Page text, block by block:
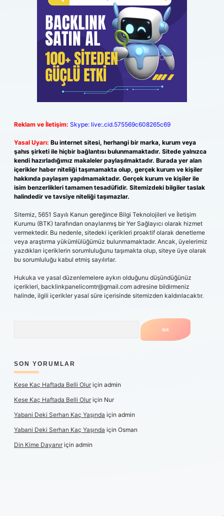
Reklam ve İletişim: Skype: live:.cid.575569c608265c69
Yasal Uyarı: Bu internet sitesi, herhangi bir marka, kurum veya
şahıs şirketi ile hiçbir bağlantısı bulunmamaktadır. Sitede yalnızca
kendi hazırladığımız makaleler paylaşılmaktadır. Burada yer alan
içerikler haber niteliği taşımamakta olup, gerçek kurum ve kişiler
hakkında paylaşım yapılmamaktadır. Gerçek kurum ve kişiler ile
isim benzerlikleri tamamen tesadüfidir. Sitemizdeki bilgiler taslak
halindedir ve tavsiye niteliği taşımazlar.
Sitemiz, 5651 Sayılı Kanun gereğince Bilgi Teknolojileri ve İletişim
Kurumu (BTK) tarafından onaylanmış bir Yer Sağlayıcı olarak hizmet
vermektedir. Bu nedenle, sitedeki içerikleri proaktif olarak denetleme
veya araştırma yükümlülüğümüz bulunmamaktadır. Ancak, üyelerimiz
yazdıkları içeriklerin sorumluluğunu taşımakta olup, siteye üye olarak
bu sorumluluğu kabul etmiş sayılırlar.
Hukuka ve yasal düzenlemelere aykırı olduğunu düşündüğünüz
içerikleri, backlinkpanelicomtr@gmail.com adresine bildirmeniz
halinde, ilgili içerikler yasal süre içerisinde sitemizden kaldırılacaktır.
SON YORUMLAR
Kese Kaç Haftada Belli Oluriçin admin
Kese Kaç Haftada Belli Oluriçin Nur
Yabani Deki Serhan Kaç Yaşında için admin
Yabani Deki Serhan Kaç Yaşında için Osman
Din Kime Dayanıriçin admin